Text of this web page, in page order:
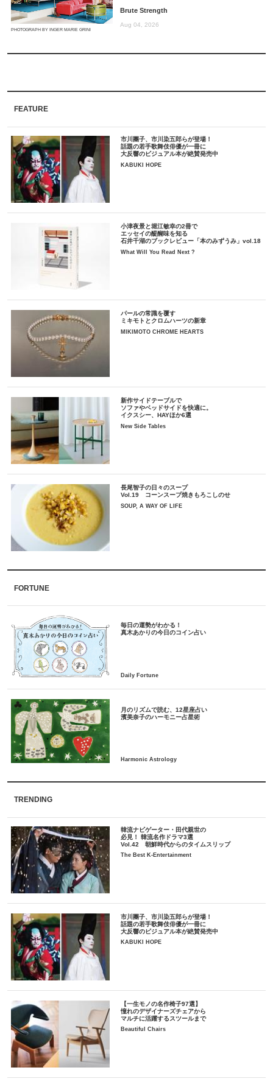
PHOTOGRAPH BY INGER MARIE GRINI
Brute Strength
Aug 04, 2026
FEATURE
市川團子、市川染五郎らが登場！
話題の若手歌舞伎俳優が一冊に
大反響のビジュアル本が絶賛発売中
KABUKI HOPE
小津夜景と堀江敏幸の2冊で
エッセイの醍醐味を知る
石井千湖のブックレビュー「本のみずうみ」vol.18
What Will You Read Next ?
パールの常識を覆す
ミキモトとクロムハーツの新章
MIKIMOTO CHROME HEARTS
新作サイドテーブルで
ソファやベッドサイドを快適に。
イクスシー、HAYほか6選
New Side Tables
長尾智子の日々のスープ
Vol.19 コーンスープ焼きもろこしのせ
SOUP, A WAY OF LIFE
FORTUNE
毎日の運勢がわかる！
月のリズムで読む、12星座占い
TRENDING
韓流ナビゲーター・田代親世の
必見！ 韓流名作ドラマ3選
Vol.42 朝鮮時代からのタイムスリップ
The Best K-Entertainment
市川團子、市川染五郎らが登場！
話題の若手歌舞伎俳優が一冊に
大反響のビジュアル本が絶賛発売中
KABUKI HOPE
【一生モノの名作椅子97選】
憧れのデザイナーズチェアから
マルチに活躍するスツールまで
Beautiful Chairs